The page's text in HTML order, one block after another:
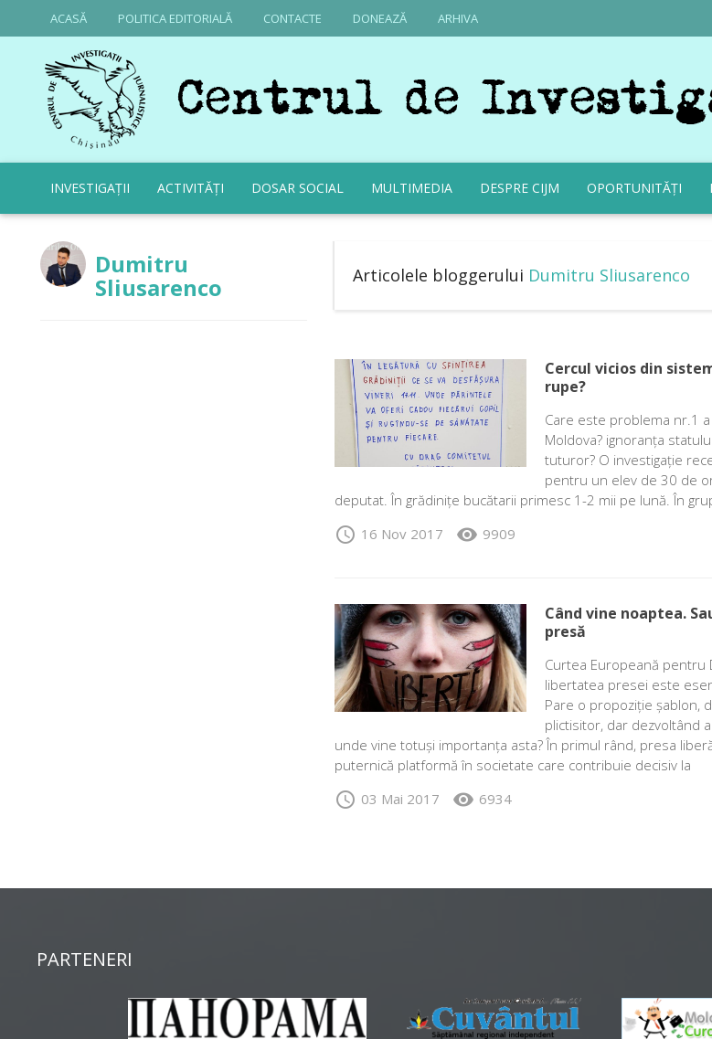
ACASĂ POLITICA EDITORIALĂ CONTACTE DONEAZĂ ARHIVA
INVESTIGAȚII ACTIVITĂȚI DOSAR SOCIAL MULTIMEDIA DESPRE CIJM OPORTUNITĂȚI
Dumitru
Sliusarenco Articolele bloggerului Dumitru Sliusarenco
Cercul vicios din
rupe?
Care este problema nr.1
Moldova? ignoranța
tuturor? O investigație
pentru un elev de 30 de
deputat. În grădinițe bucătarii primesc 1-2 mii pe lună. În
schedule 16 Nov 2017 visibility 9909
Când vine noaptea.
presă
Curtea Europeană pentru
libertatea presei este
Pare o propoziție șablon,
plictisitor, dar dezvoltând
unde vine totuși importanța asta? În primul rând, presa
puternică platformă în societate care contribuie decisiv la
schedule 03 Mai 2017 visibility 6934
PARTENERI